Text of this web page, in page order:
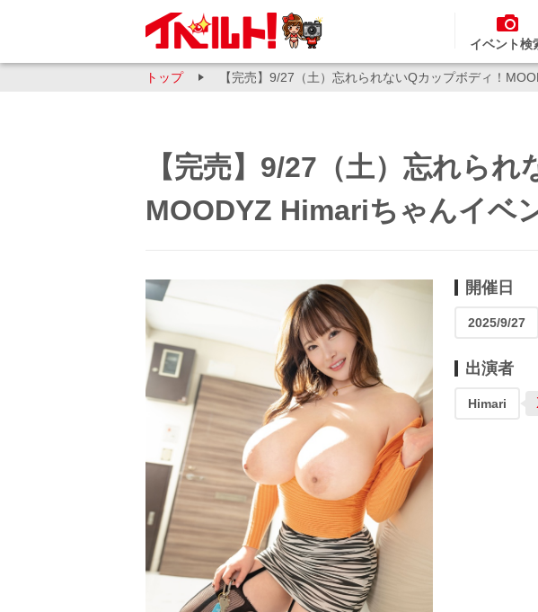
イベント検
トップ 【完売】9/27（土）忘れられないQカップボディ！
【完売】9/27（土）忘れられ
MOODYZ Himariちゃんイベ
開催日
2025/9/27
出演者
Himari